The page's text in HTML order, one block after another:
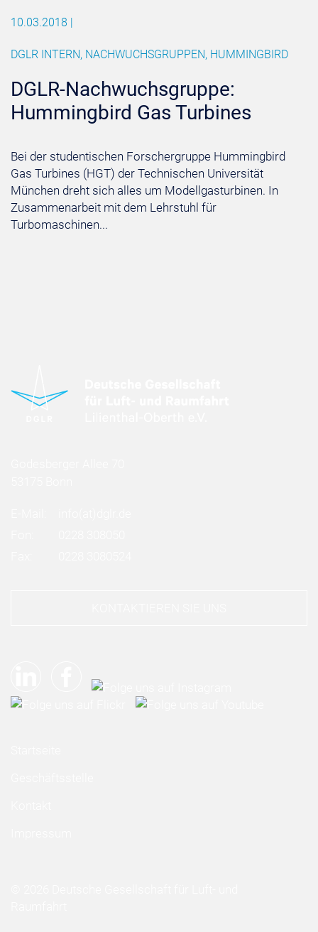
10.03.2018 |
DGLR INTERN, NACHWUCHSGRUPPEN, HUMMINGBIRD
DGLR-Nachwuchsgruppe:
Hummingbird Gas Turbines
Bei der studentischen Forschergruppe Hummingbird
Gas Turbines (HGT) der Technischen Universität
München dreht sich alles um Modellgasturbinen. In
Zusammenarbeit mit dem Lehrstuhl für
Turbomaschinen...